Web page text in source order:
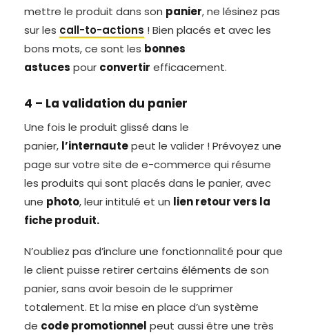
mettre le produit dans son panier, ne lésinez pas
sur les call-to-actions ! Bien placés et avec les
bons mots, ce sont les bonnes
astuces pour convertir efficacement.
4 – La validation du panier
Une fois le produit glissé dans le
panier, l’internautepeut le valider ! Prévoyez une
page sur votre site de e-commerce qui résume
les produits qui sont placés dans le panier, avec
une photo, leur intitulé et un lien retour vers la
fiche produit.
N’oubliez pas d’inclure une fonctionnalité pour que
le client puisse retirer certains éléments de son
panier, sans avoir besoin de le supprimer
totalement. Et la mise en place d’un système
de code promotionnel peut aussi être une très